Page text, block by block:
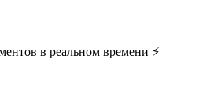
в реальном времени ⚡️